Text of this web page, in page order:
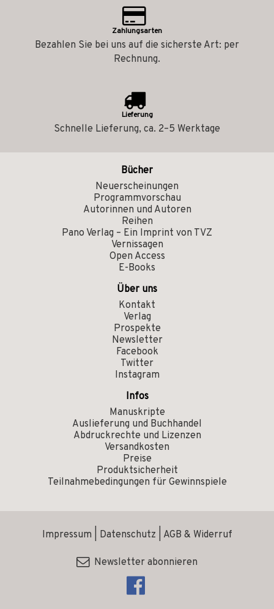
Zahlungsarten
Bezahlen Sie bei uns auf die sicherste Art: per
Rechnung.
Lieferung
Schnelle Lieferung, ca. 2–5 Werktage
Bücher
Neuerscheinungen
Programmvorschau
Autorinnen und Autoren
Reihen
Pano Verlag – Ein Imprint von TVZ
Vernissagen
Open Access
E-Books
Über uns
Kontakt
Verlag
Prospekte
Newsletter
Facebook
Twitter
Instagram
Infos
Manuskripte
Auslieferung und Buchhandel
Abdruckrechte und Lizenzen
Versandkosten
Preise
Produktsicherheit
Teilnahmebedingungen für Gewinnspiele
Impressum Datenschutz AGB & Widerruf
Newsletter abonnieren